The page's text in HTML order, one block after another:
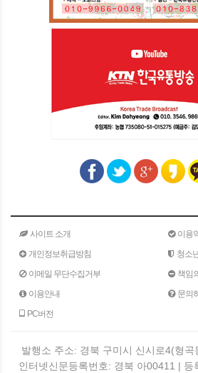
사이트 소개
이용
개인정보취급방침
청소
이메일 무단수집거부
책임
이용안내
문의
PC버전
발행소 주소: 경북 구미시 신시로4(형
인터넷신문등록번호: 경북 아00411 |